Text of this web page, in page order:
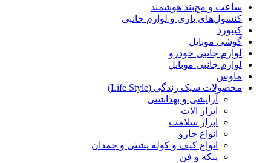
ساعت و مچ‌بند هوشمند
کنسول‌های بازی و لوازم جانبی
کیبورد
گوشی موبایل
لوازم جانبی خودرو
لوازم جانبی موبایل
ماوس
محصولات سبک زندگی (Life Style)
آرایشی و بهداشتی
ابزار آلات
ابزار سلامت
انواع جارو
انواع کیف و کوله پشتی و چمدان
پنکه و فن